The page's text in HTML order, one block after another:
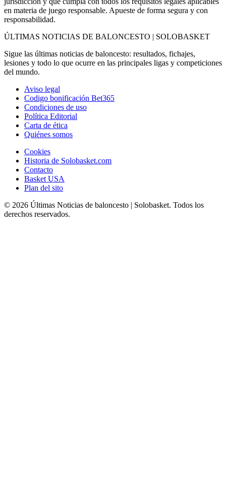
en materia de juego responsable. Apueste de forma segura y con
responsabilidad.
ÚLTIMAS NOTICIAS DE BALONCESTO | SOLOBASKET
Sigue las últimas noticias de baloncesto: resultados, fichajes,
lesiones y todo lo que ocurre en las principales ligas y competiciones
del mundo.
Aviso legal
Codigo bonificación Bet365
Condiciones de uso
Política Editorial
Carta de ética
Quiénes somos
Cookies
Historia de Solobasket.com
Contacto
Basket USA
Plan del sito
© 2026 Últimas Noticias de baloncesto | Solobasket. Todos los
derechos reservados.